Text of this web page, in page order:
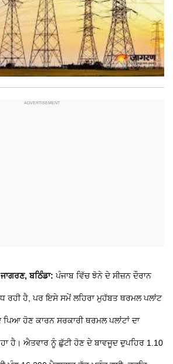
ਬਠਿੰਡਾ:ਪੰਜਾਬ ਵਿੱਚ ਝੋਨੇ ਦੇ ਸੀਜ਼ਨ ਦੌਰਾਨ
ਰਹੀ ਹੈ, ਪਰ ਇਸੇ ਸਮੇਂ ਲਹਿਰਾ ਮੁਹੱਬਤ ਥਰਮਲ ਪਲਾਂਟ
ਹੋਣ ਕਾਰਨ ਸਰਕਾਰੀ ਥਰਮਲ ਪਲਾਂਟਾਂ ਦਾ
ਹੈ। ਐਤਵਾਰ ਨੂੰ ਛੁੱਟੀ ਹੋਣ ਦੇ ਬਾਵਜੂਦ ਦੁਪਹਿਰ 1.10